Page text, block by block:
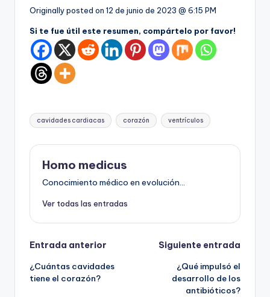
Originally posted on 12 de junio de 2023 @ 6:15 PM
Si te fue útil este resumen, compártelo por favor!
Etiquetas:
cavidades cardiacas corazón ventrículos
Homo medicus
Conocimiento médico en evolución...
Ver todas las entradas
Navegación
de
Entrada anterior
¿Cuántas cavidades
tiene el corazón?
Siguiente entrada
¿Qué impulsó el
desarrollo de los
antibióticos?